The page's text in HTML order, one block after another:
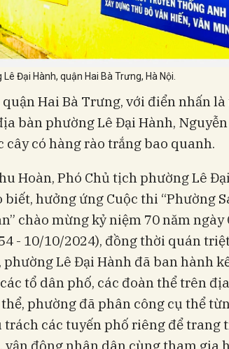
Đại Hành, quận Hai Bà Trưng, Hà Nội.
Hai Bà Trưng, với điển nhấn là
bàn phường Lê Đại Hành, Nguyễn
cây có hàng rào trắng bao quanh.
Hoàn, Phó Chủ tịch phường Lê
hưởng ứng Cuộc thi “Phường
chào mừng kỷ niệm 70 năm
- 10/10/2024), đồng thời quán
phường Lê Đại Hành đã ban hành
tổ dân phố, các đoàn thể trên
phường đã phân công cụ thể
trách các tuyến phố riêng để trang
vận động nhân dân cùng tham gia